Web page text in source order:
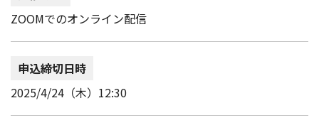
ZOOMでのオンライン配信
申込締切日時
2025/4/24（木）12:30